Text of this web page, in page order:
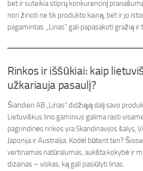
bet ir suteikia stiprų konkurencinį
nori žinoti ne tik produkto kainą, bet ir jo
pagamintas. „Linas“ gali papasakoti gražią
Rinkos ir iššūkiai: kaip
užkariauja pasaulį?
Šiandien AB „Linas“ didžiąją dalį savo
Lietuviškus lino gaminius galima rasti
pagrindinės rinkos yra Skandinavijos šalys,
Japonija ir Australija. Kodėl būtent ten?
vertinamas natūralumas, aukšta kokybė ir
dizainas – viskas, ką gali pasiūlyti linas.